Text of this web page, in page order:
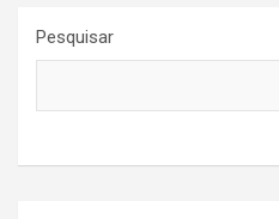
Pesquisar